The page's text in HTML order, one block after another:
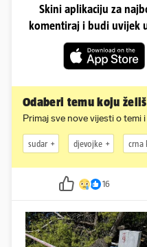
Skini aplikaciju za
komentiraj i budi uvijek
Odaberi temu koju
Primaj sve nove vijesti o temi
sudar djevojke crna
16